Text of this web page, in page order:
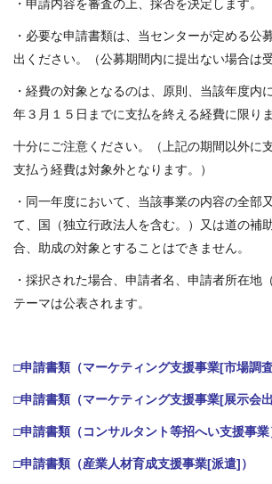
・申請内容を審査の上、採否を決定します。
・必要な申請書類は、当センターが定める公
出ください。（公募期間内に提出ない場合は
・経費の対象となるのは、原則、当該年度内
年３月１５日までに支払を終える経費に限りま
十分にご注意ください。（上記の期間以外に
支払う経費は対象外となります。）
・同一年度において、当該事業の内容の全部
て、国（独立行政法人を含む。）又は道の補
合、助成の対象とすることはできません。
・採択された場合、申請者名、申請者所在地
テーマは公表されます。
□申請書類（マーケティング支援事業[市場調査
□申請書類（マーケティング支援事業[展示会出
□申請書類（コンサルタント等招へい支援事業
□申請書類（産業人材育成支援事業[派遣]）